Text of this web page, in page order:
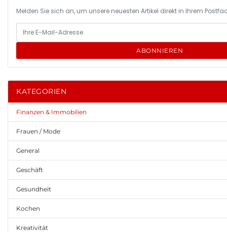
Melden Sie sich an, um unsere neuesten Artikel direkt in Ihrem
ABONNIEREN
KATEGORIEN
Finanzen & Immobilien
Frauen / Mode
General
Geschäft
Gesundheit
Kochen
Kreativität